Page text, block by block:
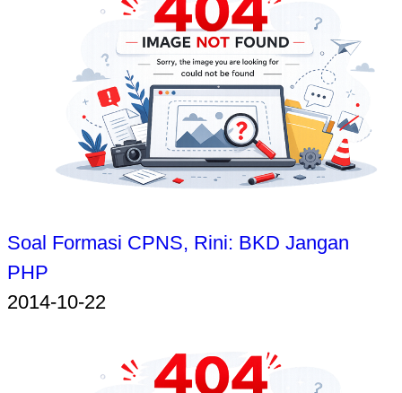
Soal Formasi CPNS, Rini: BKD Jangan
PHP
2014-10-22